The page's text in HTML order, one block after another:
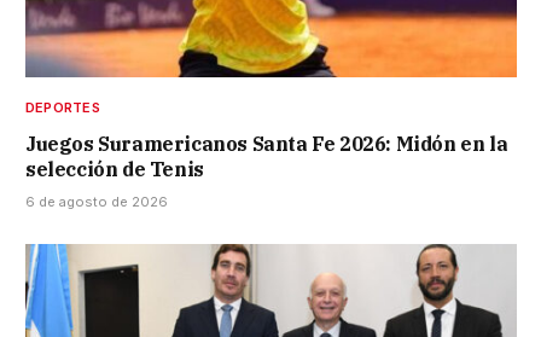
DEPORTES
Juegos Suramericanos Santa Fe 2026: Midón en la
selección de Tenis
6 de agosto de 2026